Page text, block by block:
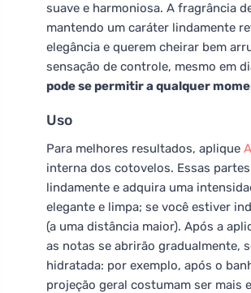
suave e harmoniosa. A fragrância
mantendo um caráter lindamente
elegância e querem cheirar bem
sensação de controle, mesmo em
pode se permitir a qualquer
Uso
Para melhores resultados, aplique
interna dos cotovelos. Essas
lindamente e adquira uma
elegante e limpa; se você estiver
(a uma distância maior). Após a
as notas se abrirão gradualmente,
hidratada: por exemplo, após o
projeção geral costumam ser mais